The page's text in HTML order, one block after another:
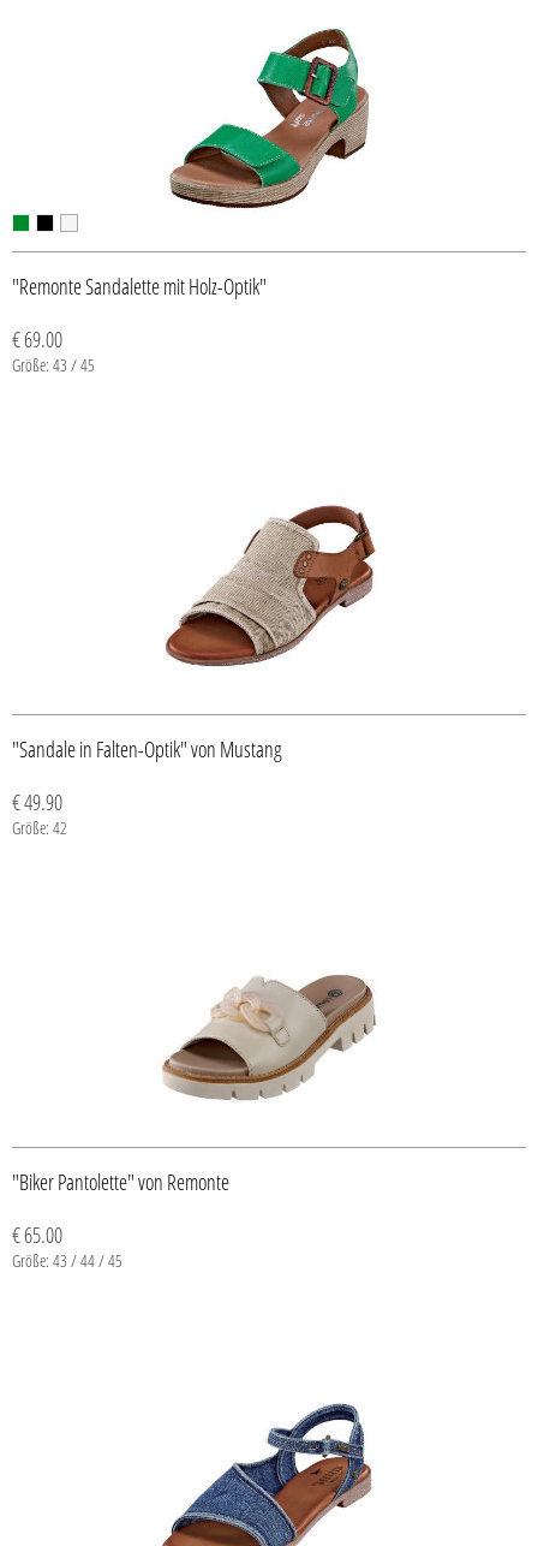
"Remonte Sandalette mit Holz-Optik"
€ 69.00
Größe: 43 / 45
"Sandale in Falten-Optik" von Mustang
€ 49.90
Größe: 42
"Biker Pantolette" von Remonte
€ 65.00
Größe: 43 / 44 / 45